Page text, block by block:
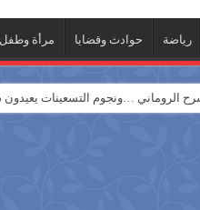
رياضة حوادث وقضايا مرأة وطفل
…ونجوم التسعينات يعيدون